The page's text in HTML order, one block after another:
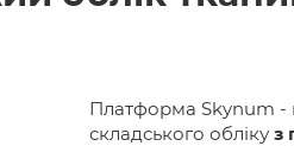
Платформа Skynum -
складського обліку з